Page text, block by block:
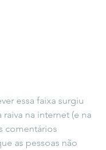
essa faixa surgiu
raiva na internet (e na
comentários
as pessoas não